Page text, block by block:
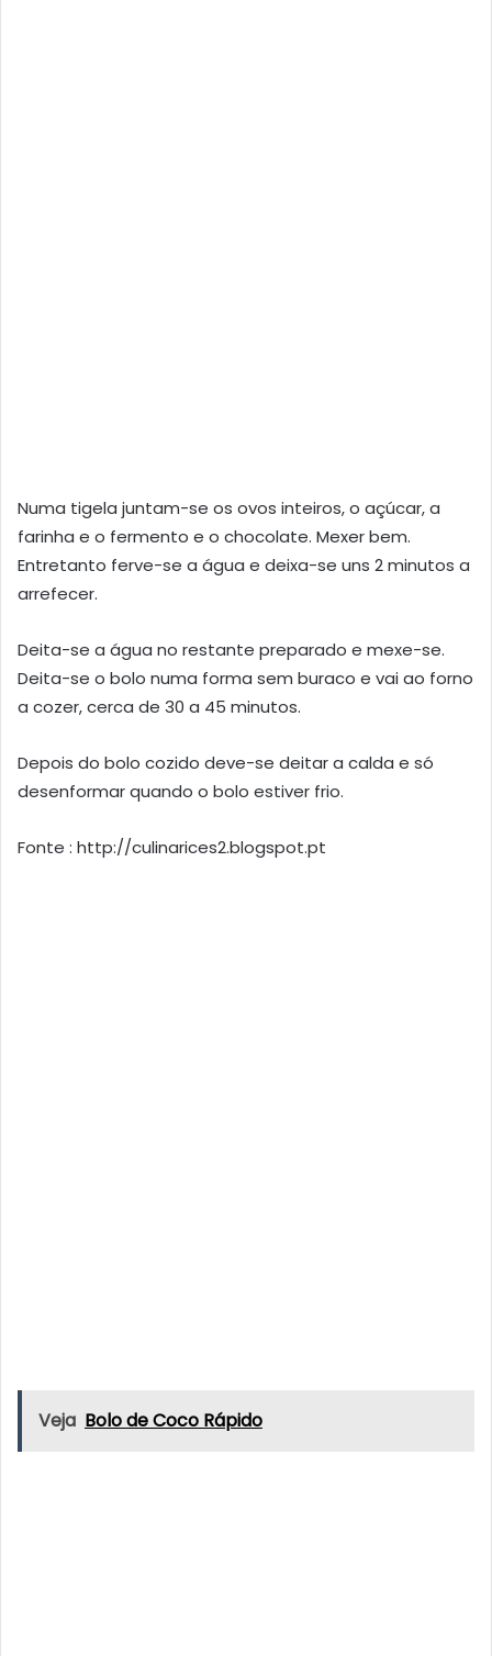
Numa tigela juntam-se os ovos inteiros, o açúcar, a
farinha e o fermento e o chocolate. Mexer bem.
Entretanto ferve-se a água e deixa-se uns 2 minutos a
arrefecer.
Deita-se a água no restante preparado e mexe-se.
Deita-se o bolo numa forma sem buraco e vai ao forno
a cozer, cerca de 30 a 45 minutos.
Depois do bolo cozido deve-se deitar a calda e só
desenformar quando o bolo estiver frio.
Fonte : http://culinarices2.blogspot.pt
Veja Bolo de Coco Rápido